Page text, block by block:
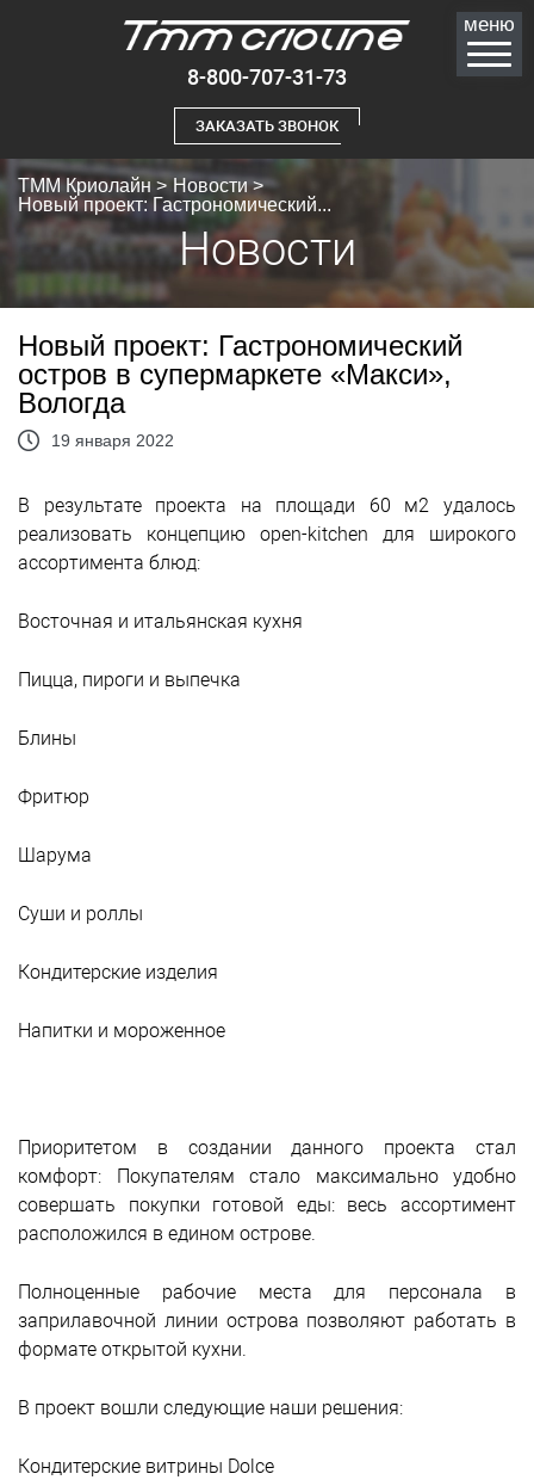
8-800-707-31-73
ЗАКАЗАТЬ ЗВОНОК
меню
ТММ Криолайн > Новости>
Новый проект: Гастрономический...
Новости
Новый проект: Гастрономический
остров в супермаркете «Макси»,
Вологда
19 января 2022
В результате проекта на площади 60 м2 удалось
реализовать концепцию open-kitchen для широкого
ассортимента блюд:
Восточная и итальянская кухня
Пицца, пироги и выпечка
Блины
Фритюр
Шарума
Суши и роллы
Кондитерские изделия
Напитки и мороженное
Приоритетом в создании данного проекта стал
комфорт: Покупателям стало максимально удобно
совершать покупки готовой еды: весь ассортимент
расположился в едином острове.
Полноценные рабочие места для персонала в
заприлавочной линии острова позволяют работать в
формате открытой кухни.
В проект вошли следующие наши решения:
Кондитерские витрины Dolce